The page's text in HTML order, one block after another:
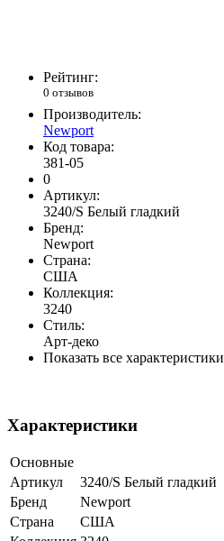
Рейтинг:
0 отзывов
Производитель:
Newport
Код товара:
381-05
0
Артикул:
3240/S Белый гладкий
Бренд:
Newport
Страна:
США
Коллекция:
3240
Стиль:
Арт-деко
Показать все характеристики
Характеристики
Основные
Артикул
3240/S Белый гладкий
Бренд
Newport
Страна
США